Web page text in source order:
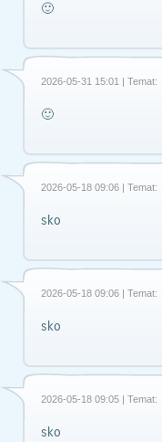
🙂
2026-05-31 15:01 | Temat:
🙂
2026-05-18 09:06 | Temat:
sko
2026-05-18 09:06 | Temat:
sko
2026-05-18 09:05 | Temat:
sko